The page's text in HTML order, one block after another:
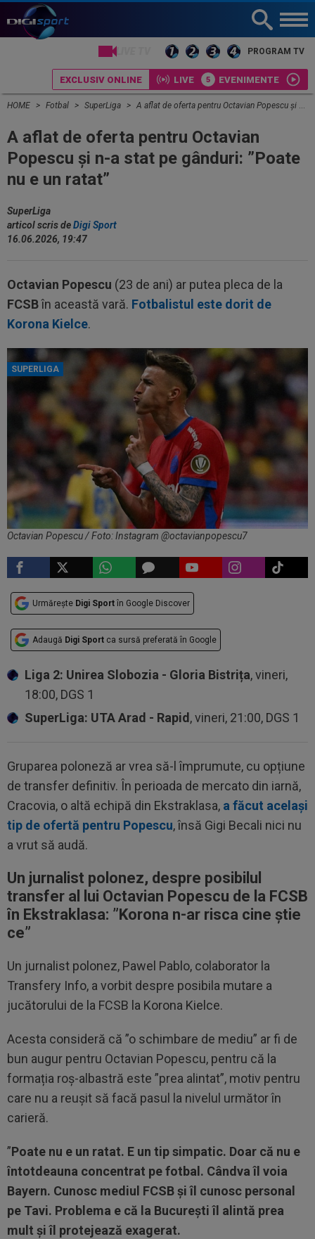
PROGRAM TV
EXCLUSIV ONLINE LIVE EVENIMENTE
HOME Fotbal SuperLiga A aflat de oferta pentru Octavian Popescu și n-a stat pe gânduri: ”Poate nu e un ratat”
A aflat de oferta pentru Octavian
Popescu și n-a stat pe gânduri: ”Poate
nu e un ratat”
SuperLiga
articol scris deDigi Sport
16.06.2026, 19:47
Octavian Popescu (23 de ani) ar putea pleca de la
FCSBîn această vară. Fotbalistul este dorit de
Korona Kielce.
SUPERLIGA
Octavian Popescu / Foto: Instagram @octavianpopescu7
Urmărește Digi Sport în Google Discover
Adaugă Digi Sport ca sursă preferată în Google
Liga 2: Unirea Slobozia - Gloria Bistrița, vineri,
18:00, DGS 1
SuperLiga: UTA Arad - Rapid, vineri, 21:00, DGS 1
Gruparea poloneză ar vrea să-l împrumute, cu opțiune
de transfer definitiv. În perioada de mercato din iarnă,
Cracovia, o altă echipă din Ekstraklasa, a făcut același
tip de ofertă pentru Popescu, însă Gigi Becali nici nu
a vrut să audă.
Un jurnalist polonez, despre posibilul
transfer al lui Octavian Popescu de la FCSB
în Ekstraklasa: ”Korona n-ar risca cine știe
ce”
Un jurnalist polonez, Pawel Pablo, colaborator la
Transfery Info, a vorbit despre posibila mutare a
jucătorului de la FCSB la Korona Kielce.
Acesta consideră că ”o schimbare de mediu” ar fi de
bun augur pentru Octavian Popescu, pentru că la
formația roș-albastră este ”prea alintat”, motiv pentru
care nu a reușit să facă pasul la nivelul următor în
carieră.
”Poate nu e un ratat. E un tip simpatic. Doar că nu e
întotdeauna concentrat pe fotbal. Cândva îl voia
Bayern. Cunosc mediul FCSB și îl cunosc personal
pe Tavi. Problema e că la București îl alintă prea
mult și îl protejează exagerat.